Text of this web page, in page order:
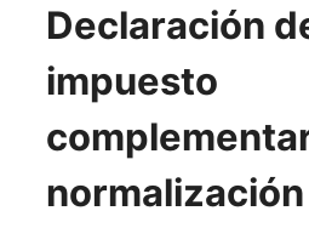
Declaración
impuesto